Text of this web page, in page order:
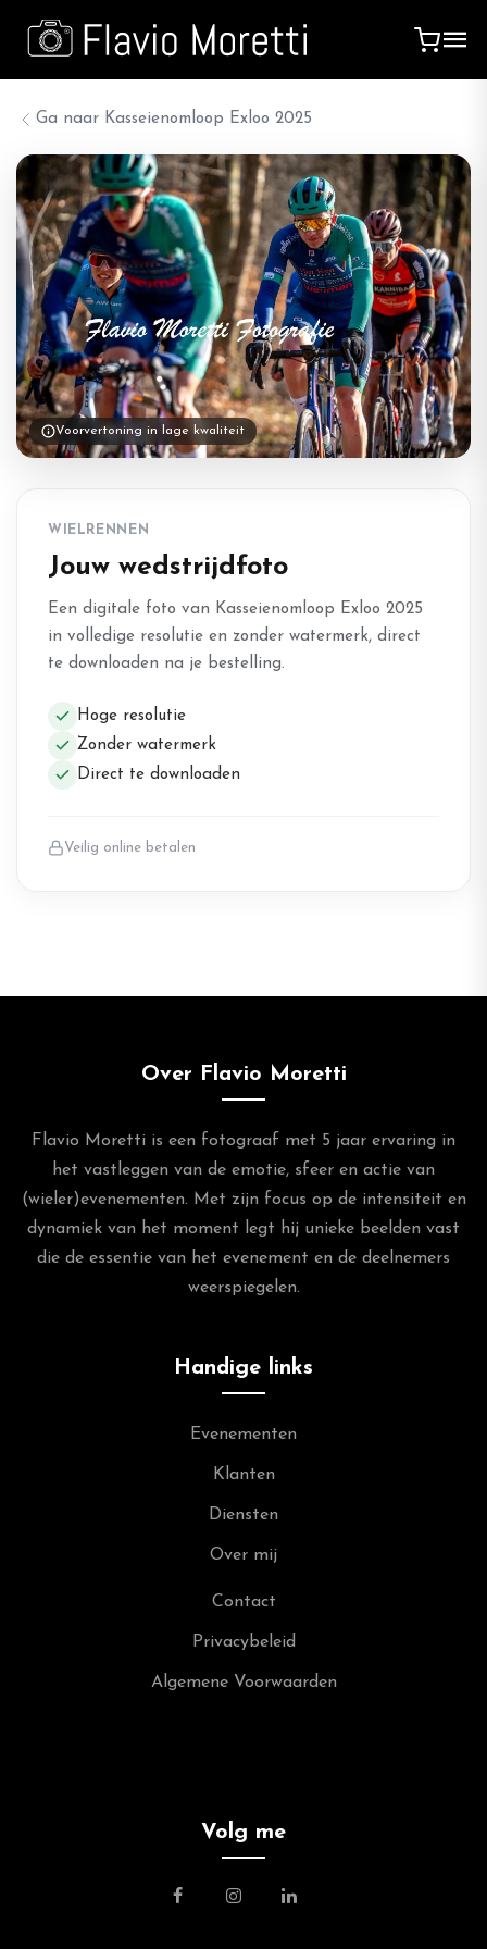
Ga naar Kasseienomloop Exloo 2025
Voorvertoning in lage kwaliteit
WIELRENNEN
Jouw wedstrijdfoto
Een digitale foto van Kasseienomloop Exloo 2025
in volledige resolutie en zonder watermerk, direct
te downloaden na je bestelling.
Hoge resolutie
Zonder watermerk
Direct te downloaden
Veilig online betalen
Over Flavio Moretti
Flavio Moretti is een fotograaf met 5 jaar ervaring in
het vastleggen van de emotie, sfeer en actie van
(wieler)evenementen. Met zijn focus op de intensiteit en
dynamiek van het moment legt hij unieke beelden vast
die de essentie van het evenement en de deelnemers
weerspiegelen.
Handige links
Evenementen
Klanten
Diensten
Over mij
Contact
Privacybeleid
Algemene Voorwaarden
Volg me